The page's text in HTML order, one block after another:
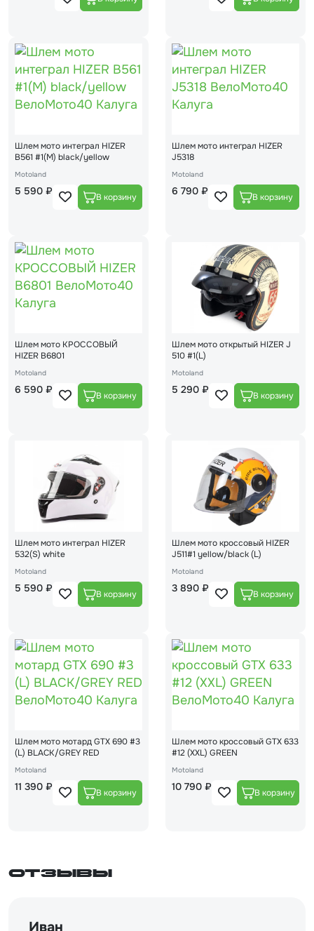
Шлем мото интеграл HIZER
B561 #1(М) black/yellow
Motoland
5 590 ₽
Шлем мото интеграл HIZER
J5318
Motoland
6 790 ₽
Шлем мото КРОССОВЫЙ
HIZER В6801
Motoland
6 590 ₽
Шлем мото открытый HIZER J
510 #1(L)
Motoland
5 290 ₽
Шлем мото интеграл HIZER
532(S) white
Motoland
5 590 ₽
Шлем мото кроссовый HIZER
J511#1 yellow/black (L)
Motoland
3 890 ₽
Шлем мото мотард GTX 690 #3
(L) BLACK/GREY RED
Motoland
11 390 ₽
Шлем мото кроссовый GTX 633
#12 (XXL) GREEN
Motoland
10 790 ₽
Отзывы
Иван